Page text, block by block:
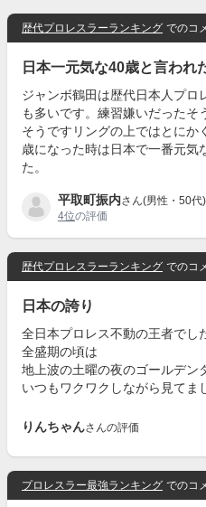
歴代プロレスラーランキング でのコ
日本一元気な40歳と言われ
ジャンボ鶴田は歴代日本人プロ
も多いです。練習嫌いだったそ
そうですリングの上ではとにか
歳になった時は日本で一番元気
た。
平取町振内さん(男性・50代)
4位の評価
歴代プロレスラーランキング でのコ
日本の誇り
全日本プロレス不動の王者でし
全盛期の頃は
地上波の土曜の夜のゴールデン
いつもワクワクしながら見てま
りんちゃんさんの評価
プロレスラー最強ランキング でのコ